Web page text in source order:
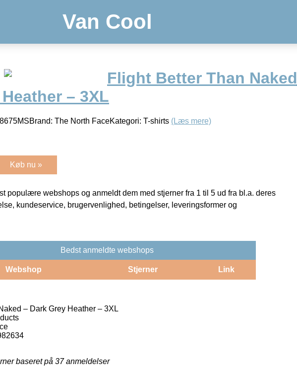
Van Cool
Flight Better Than Naked
– 3XL
The North FaceKategori: T-shirts (Læs mere)
Køb nu »
populære webshops og anmeldt dem med stjerner fra 1 til 5 ud fra bl.a. deres
kundeservice, brugervenlighed, betingelser, leveringsformer og
Bedst anmeldte webshops
Webshop Stjerner Link
– Dark Grey Heather – 3XL
baseret på 37anmeldelser